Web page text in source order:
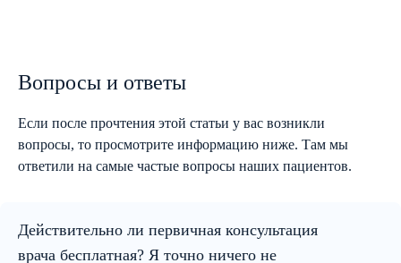
Вопросы и ответы
Если после прочтения этой статьи у вас возникли
вопросы, то просмотрите информацию ниже. Там мы
ответили на самые частые вопросы наших пациентов.
Действительно ли первичная консультация
врача бесплатная? Я точно ничего не